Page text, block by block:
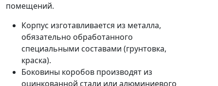
помещений.
Корпус изготавливается из металла,
обязательно обработанного
специальными составами (грунтовка,
краска).
Боковины коробов производят из
оцинкованной стали или алюминиевого